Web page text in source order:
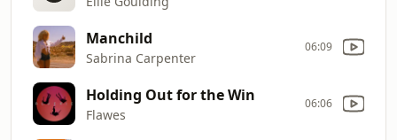
Manchild
Sabrina Carpenter
06:09
Holding Out for the Win
Flawes
06:06